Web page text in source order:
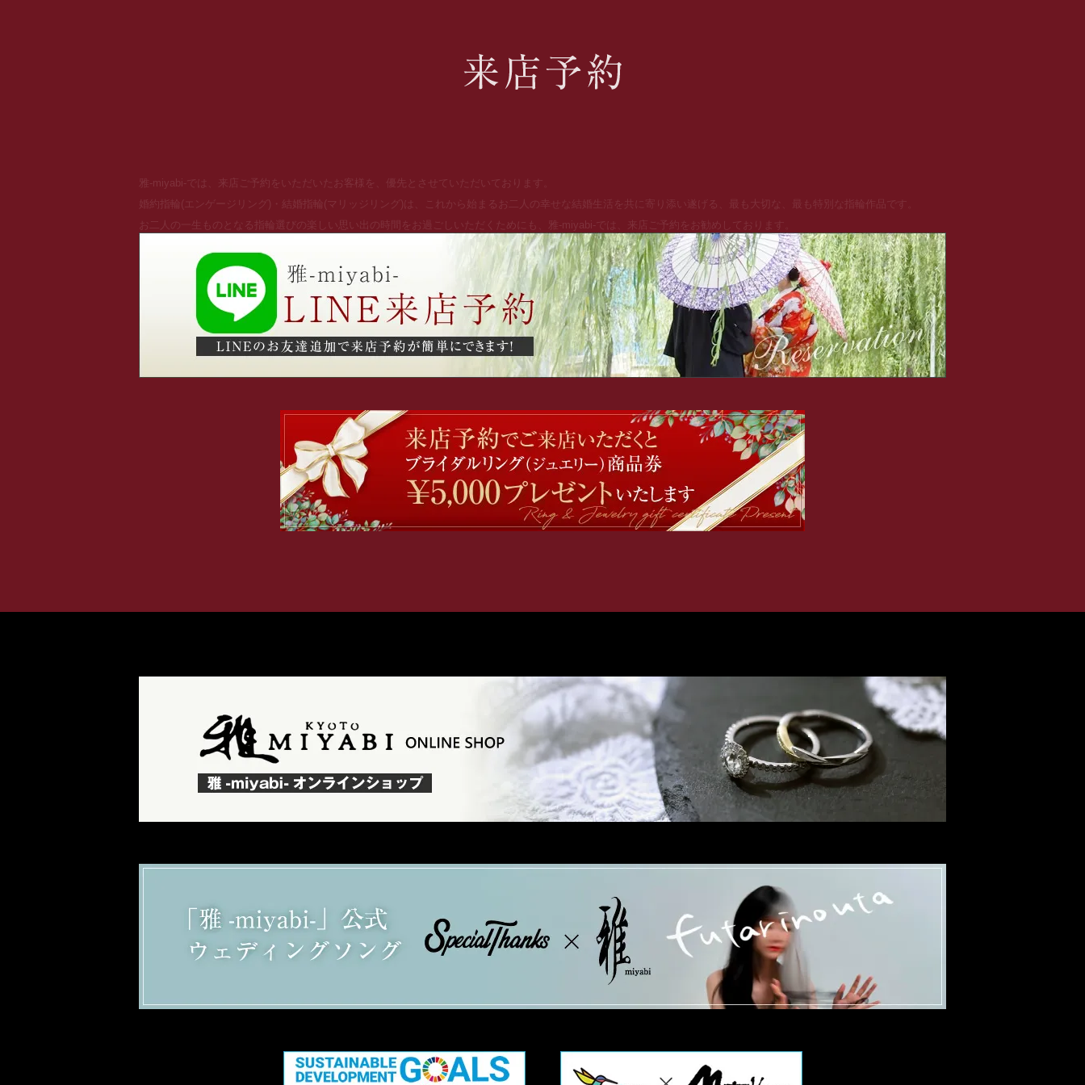
雅-miyabi-では、来店ご予約をいただいたお客様を、優先とさせていただいております。
婚約指輪(エンゲージリング)・結婚指輪(マリッジリング)は、これから始まるお二人の幸せな結婚生活を共に寄り添い遂げる、最も大切な、最も特別な指輪作品です。
お二人の一生ものとなる指輪選びの楽しい思い出の時間をお過ごしいただくためにも、雅-miyabi-では、来店ご予約をお勧めしております。